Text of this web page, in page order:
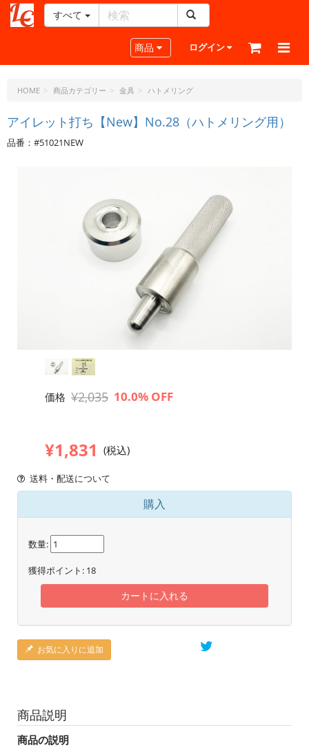
ー
ラ
ト・
ド
ッ
すべて
Toggle navigation
商品 ログイン
HOME 商品カテゴリー 金具 ハトメリング
アイレット打ち【New】No.28（ハトメリング用）
品番：#51021NEW
価格 ¥2,035 10.0% OFF
¥1,831 (税込)
送料・配送について
購入
数量:
獲得ポイント: 18
カートに入れる
お気に入りに追加
商品説明
商品の説明